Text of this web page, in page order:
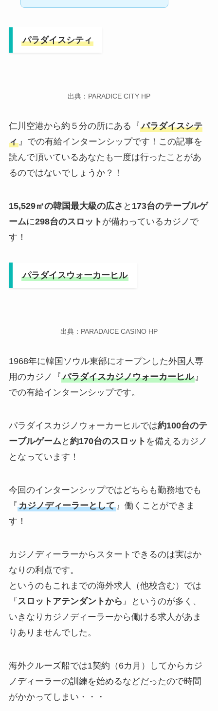
パラダイスシティ
出典：PARADICE CITY HP
仁川空港から約５分の所にある『パラダイスシテ
ィ』での有給インターンシップです！この記事を
読んで頂いているあなたも一度は行ったことがあ
るのではないでしょうか？！
15,529㎡の韓国最大級の広さ と 173台のテーブルゲ
ームに298台のスロット が備わっているカジノで
す！
パラダイスウォーカーヒル
出典：PARADAICE CASINO HP
1968年に韓国ソウル東部にオープンした外国人専
用のカジノ『パラダイスカジノウォーカーヒル』
での有給インターンシップです。
パラダイスカジノウォーカーヒルでは約100台のテ
ーブルゲームと 約170台のスロット を備えるカジノ
となっています！
今回のインターンシップではどちらも勤務地でも
『カジノディーラーとして』働くことができま
す！
カジノディーラーからスタートできるのは実はか
なりの利点です。
というのもこれまでの海外求人（他校含む）では
『 スロットアテンダントから 』というのが多く、
いきなりカジノディーラーから働ける求人があま
りありませんでした。
海外クルーズ船では1契約（6カ月）してからカジ
ノディーラーの訓練を始めるなどだったので時間
がかかってしまい・・・